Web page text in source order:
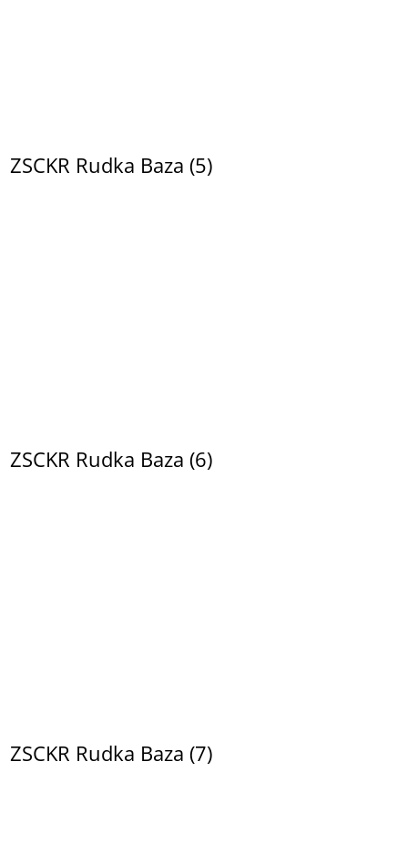
ZSCKR Rudka Baza (5)
ZSCKR Rudka Baza (6)
ZSCKR Rudka Baza (7)